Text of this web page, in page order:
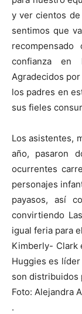
y ver cientos
sentimos que
confianza en
Agradecidos
los padres en
sus fieles
Los asistentes,
año, pasaron
ocurrentes
personajes
payasos, así
convirtiendo
igual feria para
Kimberly- Clark
Huggies es
son distribuidos
Foto: Alejandra
.